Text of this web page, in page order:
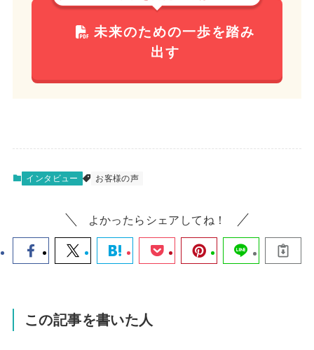
未来のための一歩を踏み
出す
インタビュー お客様の声
よかったらシェアしてね！
この記事を書いた人